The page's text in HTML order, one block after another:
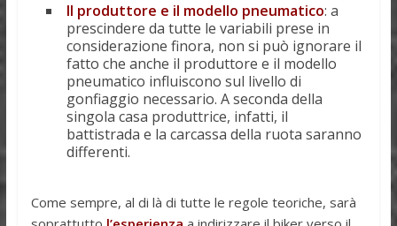
Il produttore e il modello pneumatico: a
prescindere da tutte le variabili prese in
considerazione finora, non si può ignorare il
fatto che anche il produttore e il modello
pneumatico influiscono sul livello di
gonfiaggio necessario. A seconda della
singola casa produttrice, infatti, il
battistrada e la carcassa della ruota saranno
differenti.
Come sempre, al di là di tutte le regole teoriche, sarà